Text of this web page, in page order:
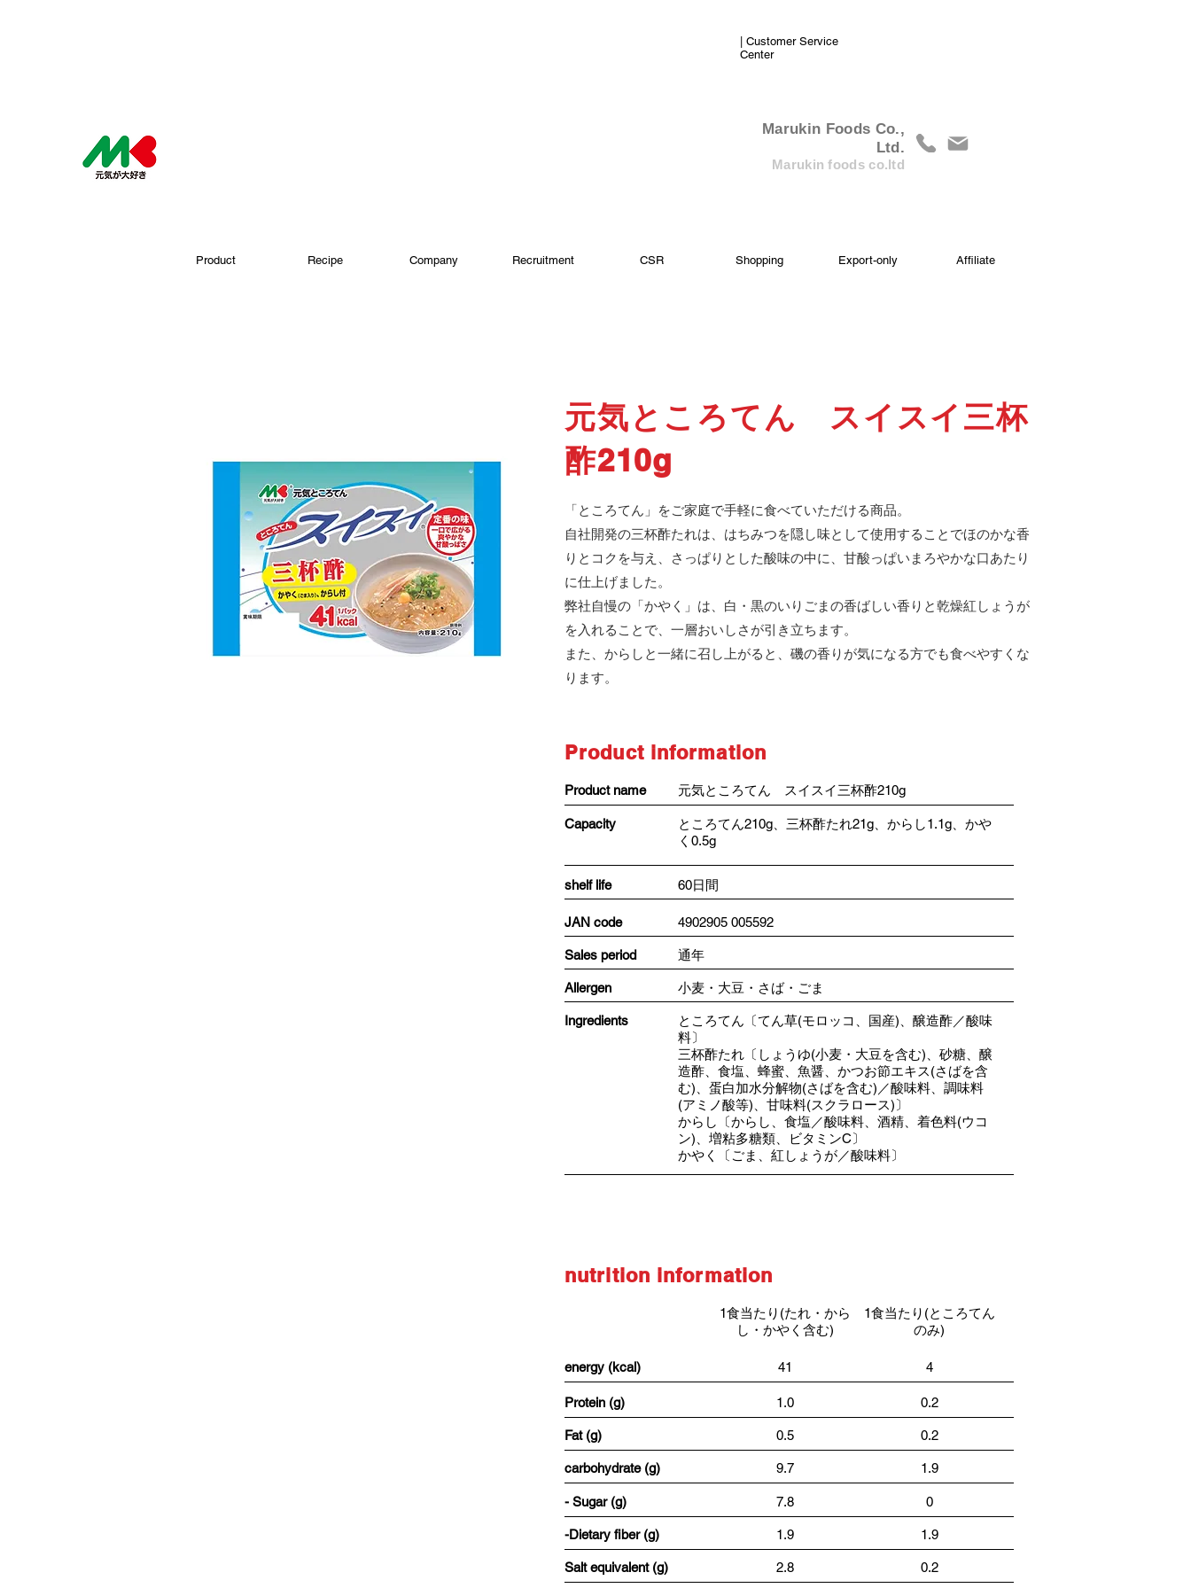
| Customer Service
Center
​Marukin Foods Co.,
Ltd.
Marukin foods co.ltd
Product Recipe Company Recruitment CSR Shopping Export-only Affiliate
元気ところてん スイスイ三杯
酢210g
「ところてん」をご家庭で手軽に食べていただける商品。
自社開発の三杯酢たれは、はちみつを隠し味として使用することでほのかな香
りとコクを与え、さっぱりとした酸味の中に、甘酸っぱいまろやかな口あたり
に仕上げました。
弊社自慢の「かやく」は、白・黒のいりごまの香ばしい香りと乾燥紅しょうが
を入れることで、一層おいしさが引き立ちます。
また、からしと一緒に召し上がると、磯の香りが気になる方でも食べやすくな
ります。
​Product information
​Product name 元気ところてん スイスイ三杯酢210g
​Capacity
ところてん210g、三杯酢たれ21g、からし1.1g、かや
く0.5g
shelf life 60日間
JAN code 4902905 005592
​Sales period 通年
Allergen 小麦・大豆・さば・ごま
​Ingredients
ところてん〔てん草(モロッコ、国産)、醸造酢／酸味
料〕
三杯酢たれ〔しょうゆ(小麦・大豆を含む)、砂糖、醸
造酢、食塩、蜂蜜、魚醤、かつお節エキス(さばを含
む)、蛋白加水分解物(さばを含む)／酸味料、調味料
(アミノ酸等)、甘味料(スクラロース)〕
からし〔からし、食塩／酸味料、酒精、着色料(ウコ
ン)、増粘多糖類、ビタミンC〕
かやく〔ごま、紅しょうが／酸味料〕
nutrition information
1食当たり(たれ・から
し・かやく含む)
1食当たり(ところてん
のみ)
energy (kcal) 41 4
Protein (g) 1.0 0.2
Fat (g) 0.5 0.2
carbohydrate (g) 9.7 1.9
- Sugar (g) 7.8 0
-Dietary fiber (g) 1.9 1.9
Salt equivalent (g) 2.8 0.2